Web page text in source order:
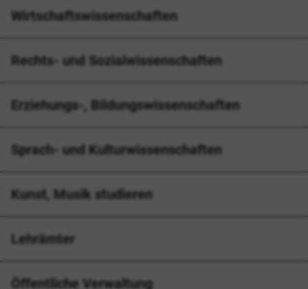
Wirtschaftswissenschaften
Rechts- und Sozialwissenschaften
Erziehungs-, Bildungswissenschaften
Sprach- und Kulturwissenschaften
Kunst, Musik studieren
Lehrämter
Öffentliche Verwaltung